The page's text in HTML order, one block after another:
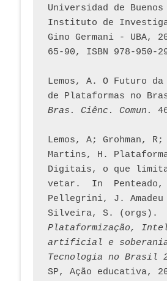
Universidad de
Instituto de
Gino Germani - UBA,
65-90, ISBN 978-950-
Lemos, A. O Futuro da
de Plataformas no
Bras. Ciênc. Comun.
Lemos, A; Grohman,
Martins, H.
Digitais, o que
vetar.  In  Penteado,
Pellegrini, J. Amadeu
Plataformização,
artificial e soberania
Tecnologia no Brasil
SP, Ação educativa,